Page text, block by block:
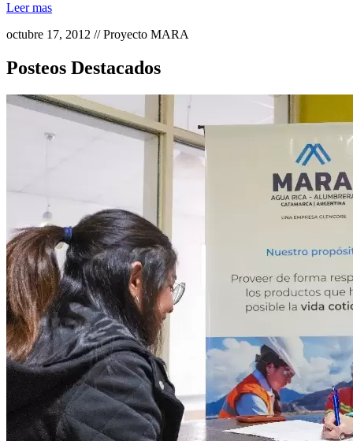
Leer mas
octubre 17, 2012 // Proyecto MARA
Posteos Destacados